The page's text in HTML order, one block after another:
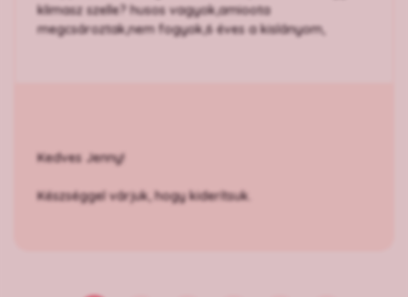
klimasz szelle? husos vagyok,amioota
megcsároztak,nem fogyok,6 éves a kislányom,
Kedves Jenny!
Készséggel várjuk, hogy kiderítsuk.